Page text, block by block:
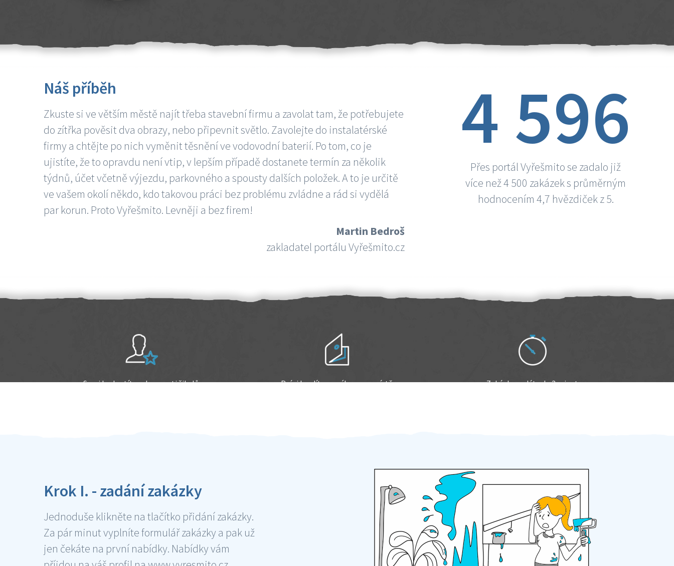
Náš příběh
Zkuste si ve větším městě najít třeba stavební firmu a zavolat tam, že potřebujete
do zítřka pověsit dva obrazy, nebo připevnit světlo. Zavolejte do instalatérské
firmy a chtějte po nich vyměnit těsnění ve vodovodní baterií. Po tom, co je
ujistíte, že to opravdu není vtip, v lepším případě dostanete termín za několik
týdnů, účet včetně výjezdu, parkovného a spousty dalších položek. A to je určitě
ve vašem okolí někdo, kdo takovou práci bez problému zvládne a rád si vydělá
par korun. Proto Vyřešmito. Levněji a bez firem!
Martin Bedroš
zakladatel portálu Vyřešmito.cz
4 596
Přes portál Vyřešmito se zadalo již
více než 4 500 zakázek s průměrným
hodnocením 4,7 hvězdiček z 5.
Sami hodnotíte schopnosti šikulů Práci hradíte po výkonu na místě Zakázku zadáte do 2 minut
Krok I. - zadání zakázky
Jednoduše klikněte na tlačítko přidání zakázky.
Za pár minut vyplníte formulář zakázky a pak už
jen čekáte na první nabídky. Nabídky vám